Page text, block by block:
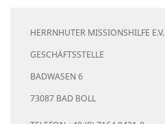
HERRNHUTER MISSIONSHILFE E.V.
GESCHÄFTSSTELLE
BADWASEN 6
73087 BAD BOLL